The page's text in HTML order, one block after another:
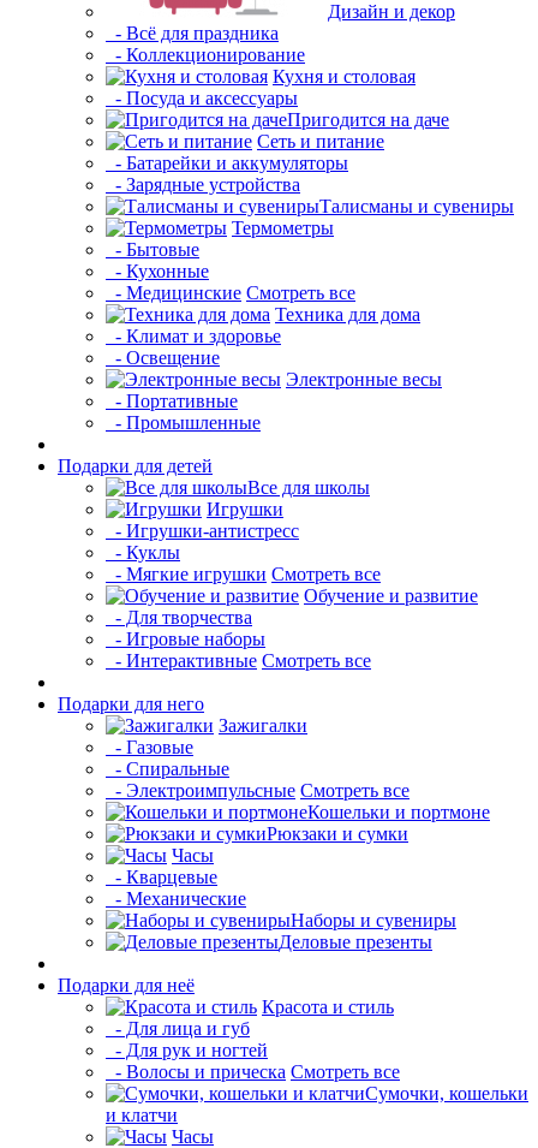
Дизайн и декор
- Всё для праздника
- Коллекционирование
Кухня и столовая
- Посуда и аксессуары
Пригодится на даче
Сеть и питание
- Батарейки и аккумуляторы
- Зарядные устройства
Талисманы и сувениры
Термометры
- Бытовые
- Кухонные
- Медицинские Смотреть все
Техника для дома
- Климат и здоровье
- Освещение
Электронные весы
- Портативные
- Промышленные
Подарки для детей
Все для школы
Игрушки
- Игрушки-антистресс
- Куклы
- Мягкие игрушки Смотреть все
Обучение и развитие
- Для творчества
- Игровые наборы
- Интерактивные Смотреть все
Подарки для него
Зажигалки
- Газовые
- Спиральные
- Электроимпульсные Смотреть все
Кошельки и портмоне
Рюкзаки и сумки
Часы
- Кварцевые
- Механические
Наборы и сувениры
Деловые презенты
Подарки для неё
Красота и стиль
- Для лица и губ
- Для рук и ногтей
- Волосы и прическа Смотреть все
Сумочки, кошельки
и клатчи
Часы